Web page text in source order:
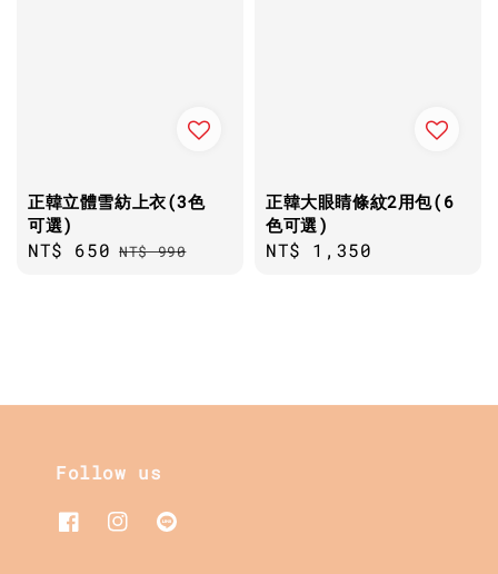
正韓立體雪紡上衣(3色
可選)
Sale
NT$ 650 Regular
NT$ 990
正韓大眼睛條紋2用包(6
色可選)
Regular
NT$ 1,350
Follow us